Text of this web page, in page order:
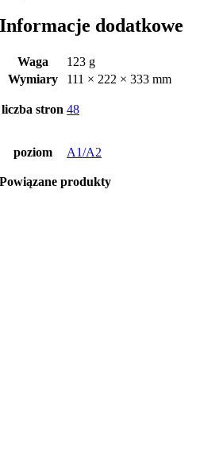
Informacje dodatkowe
Waga
123 g
Wymiary
111 × 222 × 333 mm
liczba stron 48
poziom A1/A2
Powiązane produkty